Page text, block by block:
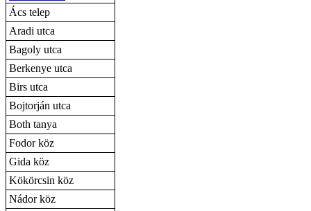
Ács telep
Aradi utca
Bagoly utca
Berkenye utca
Birs utca
Bojtorján utca
Both tanya
Fodor köz
Gida köz
Kökörcsin köz
Nádor köz